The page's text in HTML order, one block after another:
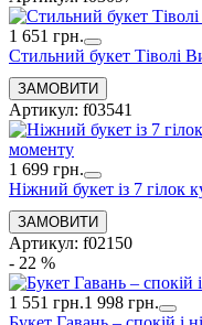
1 651 грн.
Стильний букет Тіволі
Артикул: f03541
1 699 грн.
Ніжний букет із 7 гілок
Артикул: f02150
- 22 %
1 551 грн.1 998 грн.